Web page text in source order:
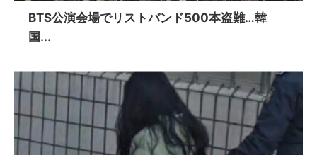
BTS公演会場でリストバンド500本盗難…韓
国...